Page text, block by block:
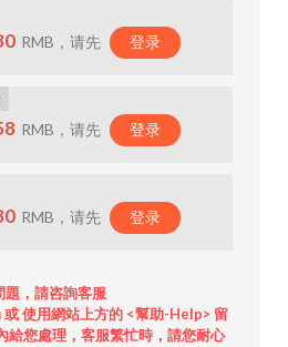
RMB，请先 登录
RMB，请先 登录
RMB，请先 登录
題，請咨詢客服
使用網站上方的 <幫助-Help> 留
給您處理，客服繁忙時，請您耐心